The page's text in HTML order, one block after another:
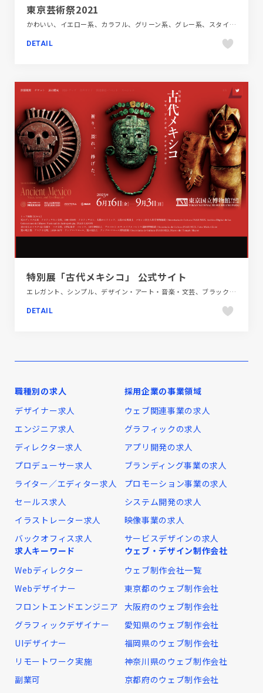
東京芸術祭2021
かわいい、イエロー系、カラフル、グリーン系、グレー系、スタイリッシュ、デザイン・アート・音楽・文芸、パープル系、ピンク系、ブラウン系、ブラック系 、ブランド・サービスサイト、ブルー系、ホワイト系、ポップ、大きめ写真
DETAIL
特別展「古代メキシコ」 公式サイト
エレガント、シンプル、デザイン・アート・音楽・文芸、ブラック系 、ブランド・サービスサイト、ホワイト系、レッド系、大きめ写真
DETAIL
職種別の求人
デザイナー求人
エンジニア求人
ディレクター求人
プロデューサー求人
ライター／エディター求人
セールス求人
イラストレーター求人
バックオフィス求人
採用企業の事業領域
ウェブ関連事業の求人
グラフィックの求人
アプリ開発の求人
ブランディング事業の求人
プロモーション事業の求人
システム開発の求人
映像事業の求人
サービスデザインの求人
求人キーワード
Webディレクター
Webデザイナー
フロントエンドエンジニア
グラフィックデザイナー
UIデザイナー
リモートワーク実施
副業可
ウェブ・デザイン制作会社
ウェブ制作会社一覧
東京都のウェブ制作会社
大阪府のウェブ制作会社
愛知県のウェブ制作会社
福岡県のウェブ制作会社
神奈川県のウェブ制作会社
京都府のウェブ制作会社